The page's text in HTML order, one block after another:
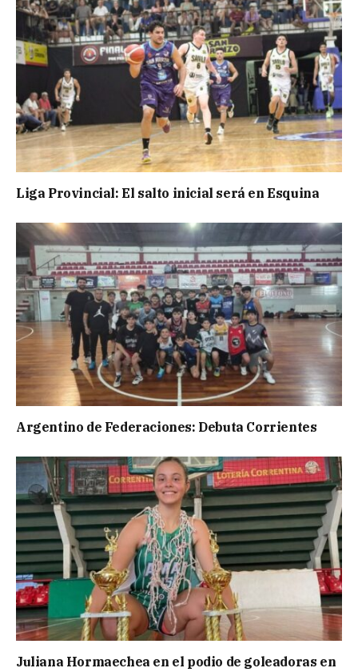
Liga Provincial: El salto inicial será en Esquina
Argentino de Federaciones: Debuta Corrientes
Juliana Hormaechea en el podio de goleadoras en